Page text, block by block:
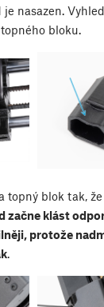
je nasazen.
bloku.
topný blok tak,
začne klást
protože
.